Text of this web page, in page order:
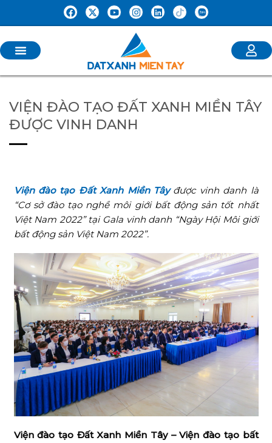
VIỆN ĐÀO TẠO ĐẤT XANH MIỀN TÂY
ĐƯỢC VINH DANH
Viện đào tạo Đất Xanh Miền Tâyđược vinh danh là
“Cơ sở đào tạo nghề môi giới bất động sản tốt nhất
Việt Nam 2022” tại Gala vinh danh “Ngày Hội Môi giới
bất động sản Việt Nam 2022”.
Viện đào tạo Đất Xanh Miền Tây – Viện đào tạo bất